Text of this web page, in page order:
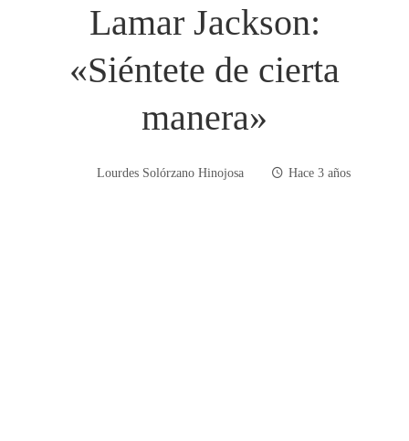
Lamar Jackson:
«Siéntete de cierta
manera»
Lourdes Solórzano Hinojosa Hace 3 años